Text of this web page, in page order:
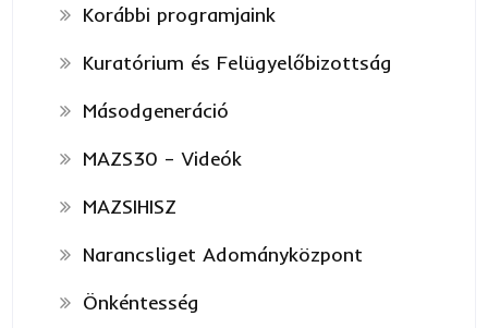
Korábbi programjaink
Kuratórium és Felügyelőbizottság
Másodgeneráció
MAZS30 – Videók
MAZSIHISZ
Narancsliget Adományközpont
Önkéntesség